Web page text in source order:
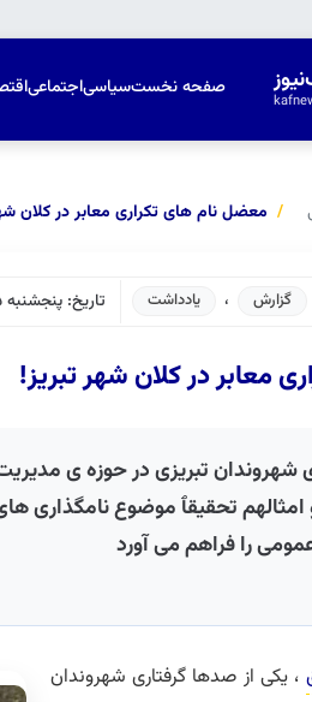
صفحه نخستسیاسیاجتماعی
معضل نام های تکراری معابر در کلان
گزارش ، یادداشت تاریخ: پنجشنبه ۵ مهر ۱۴۰۳
معابر در کلان شهر تبریز!
شهروندان تبریزی در حوزه ی
تحقیقٱ موضوع نامگذاری
را فراهم می آورد
، یکی از صدها گرفتاری شهروندان